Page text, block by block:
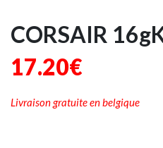
CORSAIR
17.20€
Livraison gratuite en belgique